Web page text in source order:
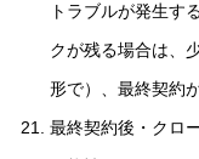
トラブルが発生す
クが残る場合は、
形で）、最終契約
最終契約後・クロ